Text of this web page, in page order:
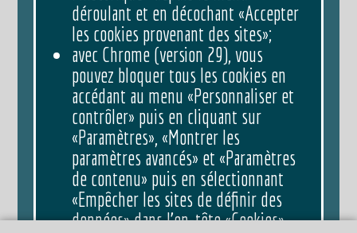
déroulant et en décochant «Accepter
les cookies provenant des sites»;
avec Chrome (version 29), vous
pouvez bloquer tous les cookies en
accédant au menu «Personnaliser et
contrôler» puis en cliquant sur
«Paramètres», «Montrer les
paramètres avancés» et «Paramètres
de contenu» puis en sélectionnant
«Empêcher les sites de définir des
données» dans l’en-tête «Cookies».